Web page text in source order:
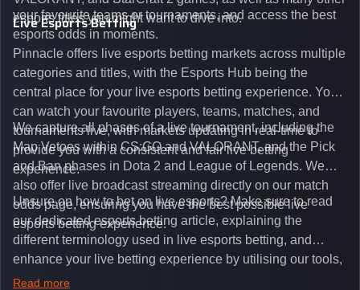
esports titles you might want to dive into.
your favourite teams or tournaments, and access the best
esports odds in moments.
Live Esports Betting
Pinnacle offers live esports betting markets across multiple
categories and titles, with the Esports Hub being the
central place for your live esports betting experience. You
can watch your favourite players, teams, matches, and
tournaments live, with markets updating in real-time to
provide you with a consistent and fair live betting
experience.
We capture all phases of a live tournament, including the
Map Vetoes within CS:GO and VALORANT, and the Pick
and Ban phases in Dota 2 and League of Legends. We
also offer live broadcast streaming directly on our match
odds page, ensuring you have the best possible live
esports betting experience.
Unsure on how to bet on live esports? Make sure to read
our dedicated esports betting article, explaining the
different terminology used in live esports betting, and
enhance your live betting experience by utilising our tools,
such as integrated live broadcasts, match and round
Read more